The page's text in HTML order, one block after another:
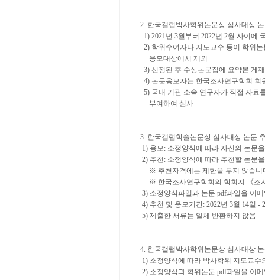
2. 한국갤럽박사학위논문상 심사대상
1) 2021년 3월부터 2022년 2월 사이
2) 학위수여자나 지도교수 등이 학위
응모대상에서 제외
3) 선정된 후 수상논문집에 요약본 게
4) 논문응모자는 한국조사연구학회
5) 국내 기관 소속 연구자가 직접 자료
부여하여 심사
3. 한국갤럽학술논문상 심사대상 논문
1) 응모: 소정양식에 따라 자신의 논문
2) 추천: 소정양식에 따라 추천할 논문
※ 추천자격에는 제한을 두지 않습니
※ 한국조사연구학회의 학회지 《조
3) 소정양식파일과 논문 pdf파일을 이
4) 추천 및 응모기간: 2022년 3월 14일 -
5) 제출한 서류는 일체 반환하지 않음
4. 한국갤럽박사학위논문상 심사대상
1) 소정양식에 따라 박사학위 지도교
2) 소정양식과 학위논문 pdf파일을 이